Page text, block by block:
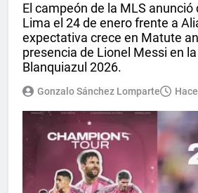
El campeón de la MLS anunció
Lima el 24 de enero frente a
expectativa crece en Matute
presencia de Lionel Messi en
Blanquiazul 2026.
Gonzalo Sánchez Lomparte